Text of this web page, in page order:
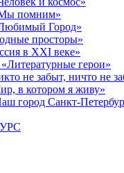
помним»
Город»
просторы»
в XXI веке»
герои»
не забыт, ничто не
в котором я живу»
город Санкт-